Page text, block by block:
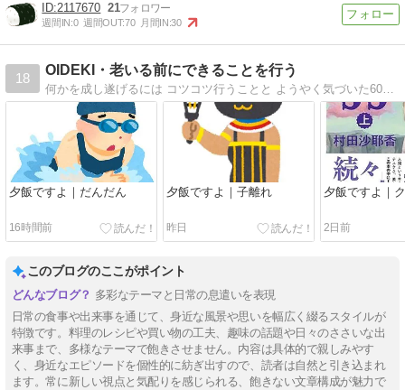
2117670 21
週間IN:0 週間OUT:70 月間IN:30
18
OIDEKI・老いる前にできることを行う
何かを成し遂げるには コツコツ行うことと ようやく気づいた60代 ダイエット 貯金 断捨離 スキルアップ なんでも習慣の問題と 気付きました！
夕飯ですよ｜だんだん
16時間前
夕飯ですよ｜子離れ
昨日
夕飯ですよ｜
2日前
このブログのここがポイント
多彩なテーマと日常の息遣いを表現
日常の食事や出来事を通じて、身近な風景や思いを幅広く綴るスタイルが
特徴です。料理のレシピや買い物の工夫、趣味の話題や日々のささいな出
来事まで、多様なテーマで飽きさせません。内容は具体的で親しみやす
く、身近なエピソードを個性的に紡ぎ出すので、読者は自然と引き込まれ
ます。常に新しい視点と気配りを感じられる、飽きない文章構成が魅力で